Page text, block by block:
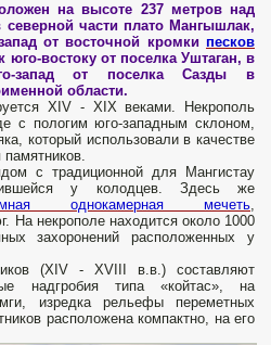
на высоте 237 метров над
части плато Мангышлак,
от восточной кромки песков
юго-востоку от поселка Уштаган, в
запад от поселка Сазды в
области.
XIV - XIX веками. Некрополь
с пологим юго-западным склоном,
который использовали в качестве
памятников.
с традиционной для Мангистау
у колодцев. Здесь же
однокамерная мечеть,
На некрополе находится около 1000
захоронений расположенных у
(XIV - XVIII в.в.) составляют
надгробия типа «койтас», на
изредка рельефы переметных
расположена компактно, на его